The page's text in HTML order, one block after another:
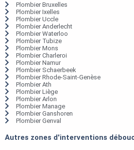
Plombier Bruxelles
Plombier Ixelles
Plombier Uccle
Plombier Anderlecht
Plombier Waterloo
Plombier Tubize
Plombier Mons
Plombier Charleroi
Plombier Namur
Plombier Schaerbeek
Plombier Rhode-Saint-Genèse
Plombier Ath
Plombier Liège
Plombier Arlon
Plombier Manage
Plombier Ganshoren
Plombier Genval
Autres zones d'interventions